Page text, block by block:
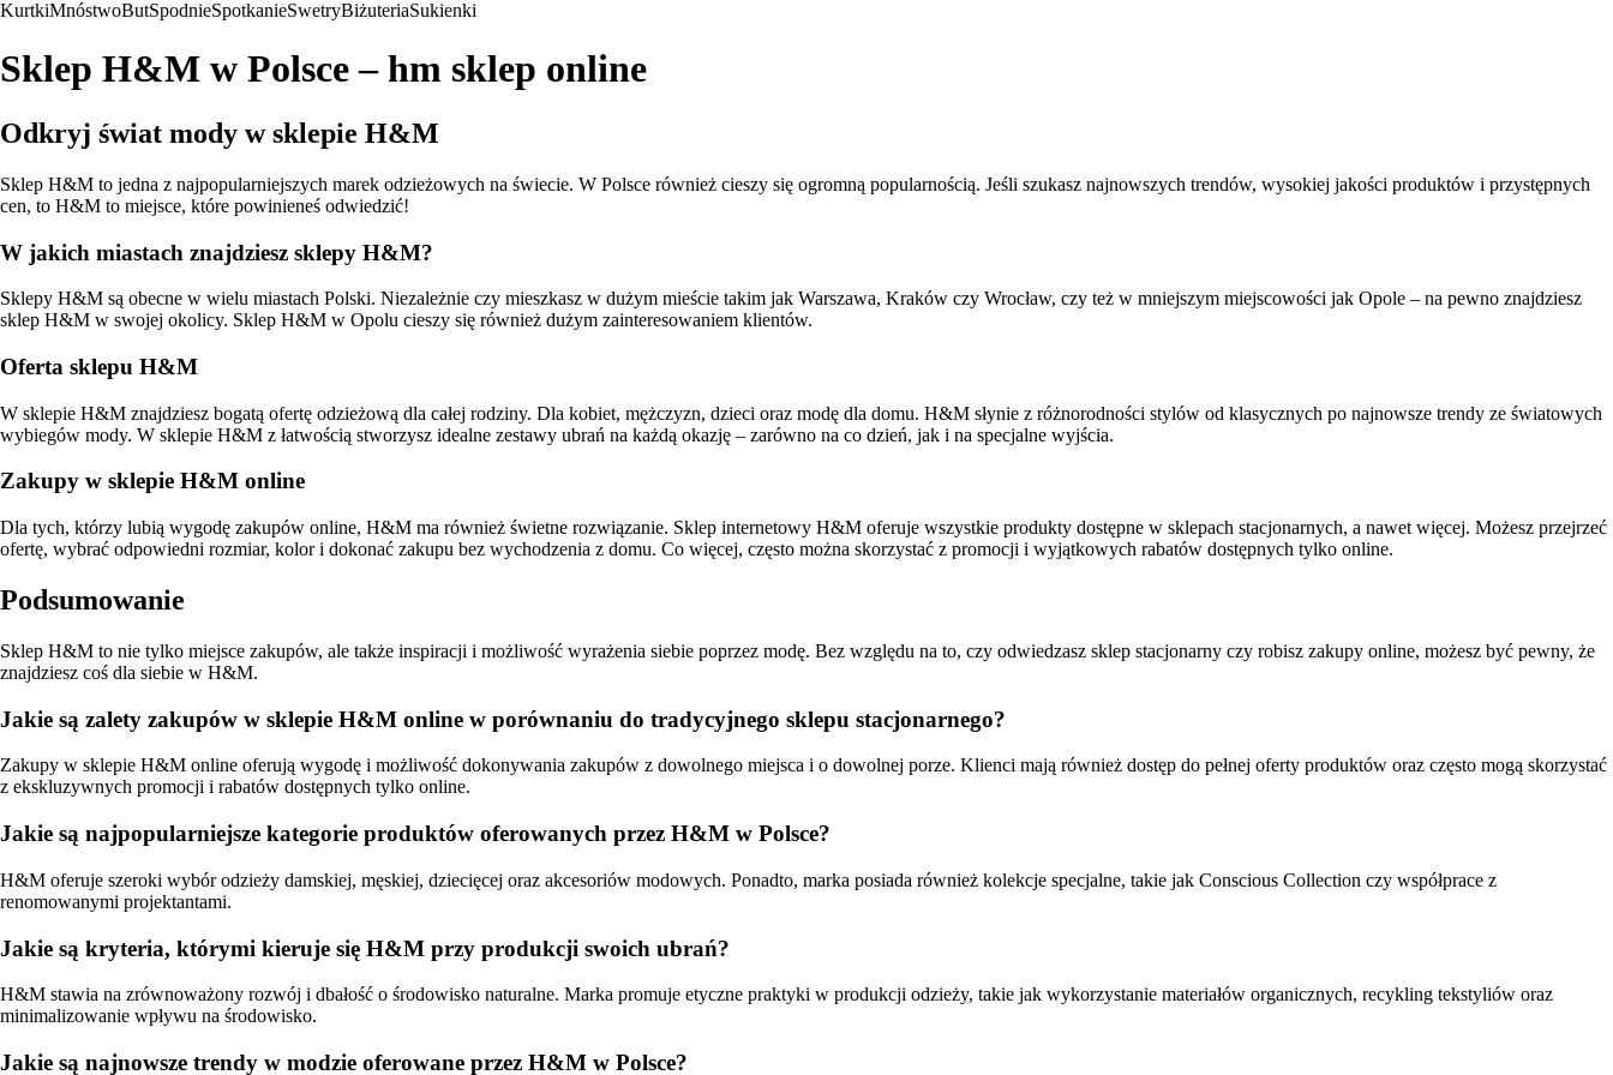
KurtkiMnóstwoButSpodnieSpotkanieSwetryBiżuteriaSukienki
Sklep H&M w Polsce – hm sklep online
Odkryj świat mody w sklepie H&M
Sklep H&M to jedna z najpopularniejszych marek odzieżowych na świecie. W Polsce również cieszy się ogromną popularnością. Jeśli szukasz najnowszych trendów, wysokiej jakości produktów i przystępnych
cen, to H&M to miejsce, które powinieneś odwiedzić!
W jakich miastach znajdziesz sklepy H&M?
Sklepy H&M są obecne w wielu miastach Polski. Niezależnie czy mieszkasz w dużym mieście takim jak Warszawa, Kraków czy Wrocław, czy też w mniejszym miejscowości jak Opole – na pewno znajdziesz
sklep H&M w swojej okolicy. Sklep H&M w Opolu cieszy się również dużym zainteresowaniem klientów.
Oferta sklepu H&M
W sklepie H&M znajdziesz bogatą ofertę odzieżową dla całej rodziny. Dla kobiet, mężczyzn, dzieci oraz modę dla domu. H&M słynie z różnorodności stylów od klasycznych po najnowsze trendy ze światowych
wybiegów mody. W sklepie H&M z łatwością stworzysz idealne zestawy ubrań na każdą okazję – zarówno na co dzień, jak i na specjalne wyjścia.
Zakupy w sklepie H&M online
Dla tych, którzy lubią wygodę zakupów online, H&M ma również świetne rozwiązanie. Sklep internetowy H&M oferuje wszystkie produkty dostępne w sklepach stacjonarnych, a nawet więcej. Możesz przejrzeć
ofertę, wybrać odpowiedni rozmiar, kolor i dokonać zakupu bez wychodzenia z domu. Co więcej, często można skorzystać z promocji i wyjątkowych rabatów dostępnych tylko online.
Podsumowanie
Sklep H&M to nie tylko miejsce zakupów, ale także inspiracji i możliwość wyrażenia siebie poprzez modę. Bez względu na to, czy odwiedzasz sklep stacjonarny czy robisz zakupy online, możesz być pewny, że
znajdziesz coś dla siebie w H&M.
Jakie są zalety zakupów w sklepie H&M online w porównaniu do tradycyjnego sklepu stacjonarnego?
Zakupy w sklepie H&M online oferują wygodę i możliwość dokonywania zakupów z dowolnego miejsca i o dowolnej porze. Klienci mają również dostęp do pełnej oferty produktów oraz często mogą skorzystać
z ekskluzywnych promocji i rabatów dostępnych tylko online.
Jakie są najpopularniejsze kategorie produktów oferowanych przez H&M w Polsce?
H&M oferuje szeroki wybór odzieży damskiej, męskiej, dziecięcej oraz akcesoriów modowych. Ponadto, marka posiada również kolekcje specjalne, takie jak Conscious Collection czy współprace z
renomowanymi projektantami.
Jakie są kryteria, którymi kieruje się H&M przy produkcji swoich ubrań?
H&M stawia na zrównoważony rozwój i dbałość o środowisko naturalne. Marka promuje etyczne praktyki w produkcji odzieży, takie jak wykorzystanie materiałów organicznych, recykling tekstyliów oraz
minimalizowanie wpływu na środowisko.
Jakie są najnowsze trendy w modzie oferowane przez H&M w Polsce?